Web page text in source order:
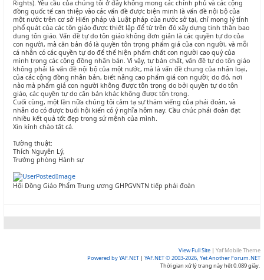
Rights). Yêu cầu của chúng tôi ở đây không mong các chính phủ và các cộng
đồng quốc tế can thiệp vào các vấn đề được biện minh là vấn đề nội bộ của
một nước trên cơ sở Hiến pháp và Luật pháp của nước sở tại, chỉ mong lý tính
phổ quát của các tôn giáo được thiết lập để từ trên đó xây dựng tinh thần bao
dung tôn giáo. Vấn đề tự do tôn giáo không đơn giản là các quyền tự do của
con người, mà căn bản đó là quyền tôn trọng phẩm giá của con người, và mỗi
cá nhân có các quyền tự do để thể hiện phẩm chất con người cao quý của
mình trong các cộng đồng nhân bản. Vì vậy, tự bản chất, vấn đề tự do tôn giáo
không phải là vấn đề nội bộ của một nước, mà là vấn đề chung của nhân loại,
của các cộng đồng nhân bản, biết nâng cao phẩm giá con người; do đó, nơi
nào mà phẩm giá con người không được tôn trọng do bởi quyền tự do tôn
giáo, các quyền tự do căn bản khác không được tôn trọng.
Cuối cùng, một lần nữa chúng tôi cảm tạ sự thăm viếng của phái đoàn, và
nhân do có được buổi hội kiến có ý nghĩa hôm nay. Cầu chúc phái đoàn đạt
nhiều kết quả tốt đẹp trong sứ mệnh của mình.
Xin kính chào tất cả.
Tường thuật:
Thích Nguyên Lý,
Trưởng phòng Hành sự
Hội Đồng Giáo Phẩm Trung ương GHPGVNTN tiếp phái đoàn
View Full Site | Yaf Mobile Theme
Powered by YAF.NET | YAF.NET © 2003-2026, Yet Another Forum.NET
Thời gian xử lý trang này hết 0.089 giây.